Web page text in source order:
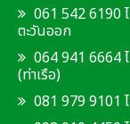
061 542 6190
ตะวันออก
064 941 6664
(ท่าเรือ)
081 979 9101